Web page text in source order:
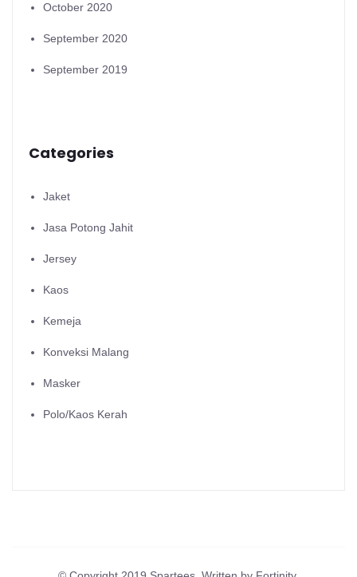
October 2020
September 2020
September 2019
Categories
Jaket
Jasa Potong Jahit
Jersey
Kaos
Kemeja
Konveksi Malang
Masker
Polo/Kaos Kerah